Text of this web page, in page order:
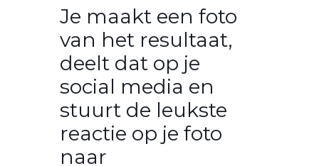
Je maakt een foto
van het resultaat,
deelt dat op je
social media en
stuurt de leukste
reactie op je foto
naar